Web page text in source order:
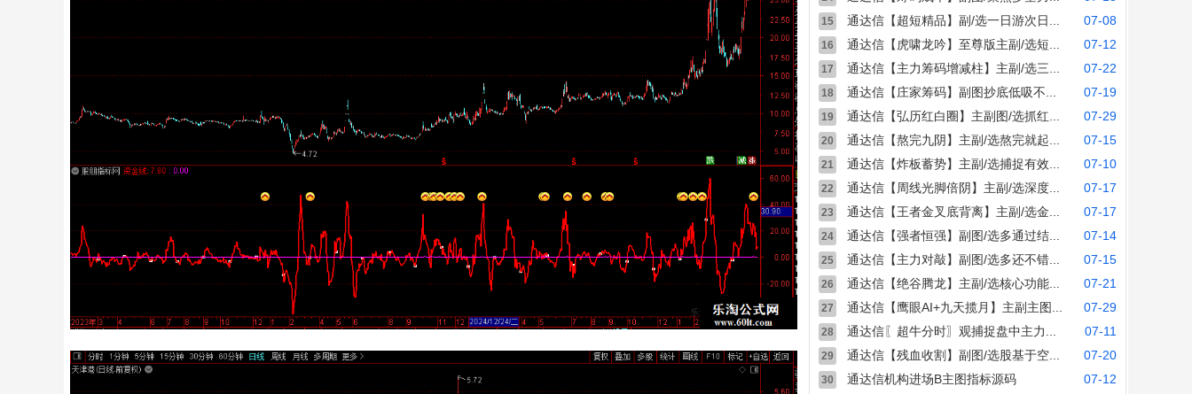
15 通达信【超短精品】副/选一日游次日... 07-08
16 通达信【虎啸龙吟】至尊版主副/选短... 07-12
17 通达信【主力筹码增减柱】主副/选三... 07-22
18 通达信【庄家筹码】副图抄底低吸不... 07-19
19 通达信【弘历红白圈】主副图/选抓红... 07-29
20 通达信【熬完九阴】主副/选熬完就起... 07-15
21 通达信【炸板蓄势】主副/选捕捉有效... 07-10
22 通达信【周线光脚倍阴】主副/选深度... 07-17
23 通达信【王者金叉底背离】主副/选金... 07-17
24 通达信【强者恒强】副图/选多通过结... 07-14
25 通达信【主力对敲】副图/选多还不错... 07-15
26 通达信【绝谷腾龙】主副/选核心功能... 07-21
27 通达信【鹰眼AI+九天揽月】主副主图... 07-29
28 通达信〖超牛分时〗观捕捉盘中主力... 07-11
29 通达信【残血收割】副图/选股基于空... 07-20
30 通达信机构进场B主图指标源码 07-12